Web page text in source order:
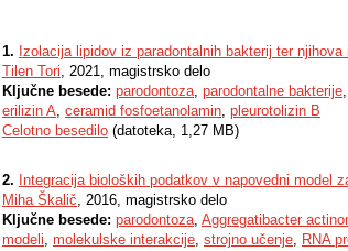
1. Izolacija lipidov iz paradontalnih bakterij ter
Tilen Tori, 2021, magistrsko delo
Ključne besede: parodontoza, parodontalne bakterije,
erilizin A, ceramid fosfoetanolamin, pleurotolizin B
Celotno besedilo (datoteka, 1,27 MB)
2. Integracija bioloških podatkov v napovedni model
Miha Škalič, 2016, magistrsko delo
Ključne besede: parodontoza, Aggregatibacter
modeli, molekulske interakcije, strojno učenje, RNA